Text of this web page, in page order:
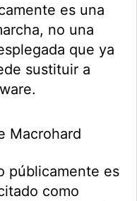
es una
no una
que ya
sustituir a
Macrohard
públicamente es
como